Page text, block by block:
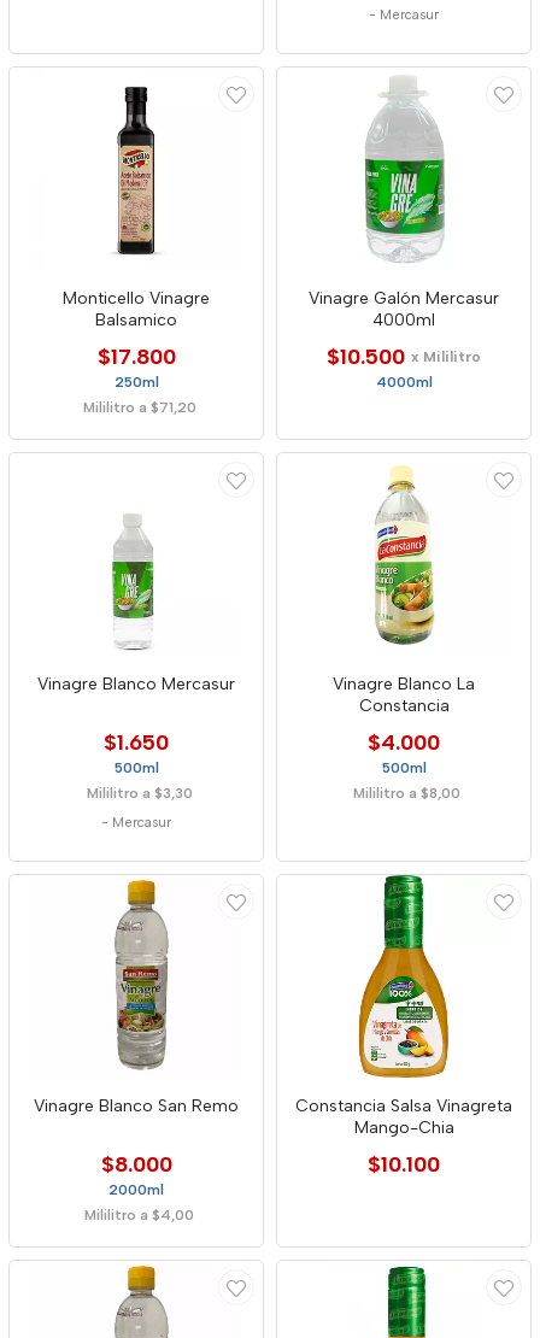
- Mercasur
Monticello Vinagre
Balsamico
$17.800
250ml
Mililitro a $71,20
Vinagre Galón Mercasur
4000ml
$10.500 x Mililitro
4000ml
Vinagre Blanco Mercasur
$1.650
500ml
Mililitro a $3,30
- Mercasur
Vinagre Blanco La
Constancia
$4.000
500ml
Mililitro a $8,00
Vinagre Blanco San Remo
$8.000
2000ml
Mililitro a $4,00
Constancia Salsa Vinagreta
Mango-Chia
$10.100